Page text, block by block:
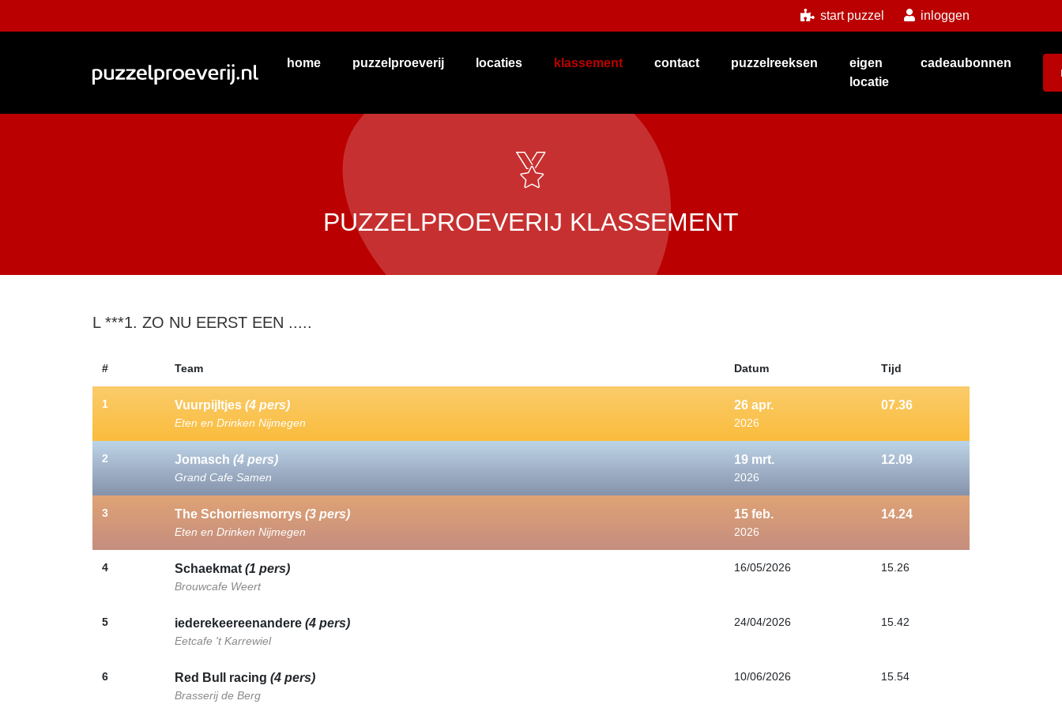
start puzzel inloggen
home puzzelproeverij locaties klassement contact puzzelreeksen
eigen
locatie
cadeaubonnen
PUZZELPROEVERIJ KLASSEMENT
L ***1. ZO NU EERST EEN .....
# Team Datum Tijd
1 Vuurpijltjes (4 pers)
Eten en Drinken Nijmegen
26 apr.
2026
07.36
2 Jomasch (4 pers)
Grand Cafe Samen
19 mrt.
2026
12.09
3 The Schorriesmorrys (3 pers)
Eten en Drinken Nijmegen
15 feb.
2026
14.24
4 Schaekmat (1 pers)
Brouwcafe Weert
16/05/2026 15.26
5 iederekeereenandere (4 pers)
Eetcafe 't Karrewiel
24/04/2026 15.42
6 Red Bull racing (4 pers)
Brasserij de Berg
10/06/2026 15.54